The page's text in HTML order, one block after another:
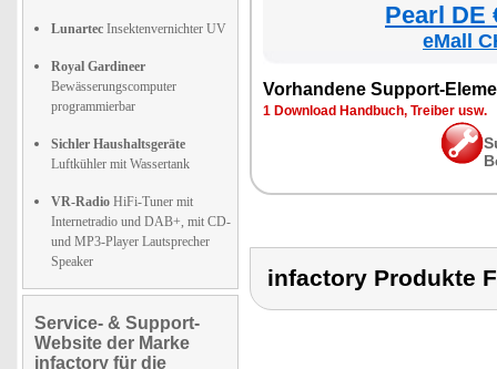
Lunartec Insektenvernichter UV
Royal Gardineer
Bewässerungscomputer
programmierbar
Sichler Haushaltsgeräte
Luftkühler mit Wassertank
VR-Radio HiFi-Tuner mit
Internetradio und DAB+, mit CD-
und MP3-Player Lautsprecher
Speaker
Service- & Support-
Website der Marke
infactory für die
Pearl DE
eMall
Vorhandene Support-
1 Download Handbuch, Treiber usw.
infactory Produkte